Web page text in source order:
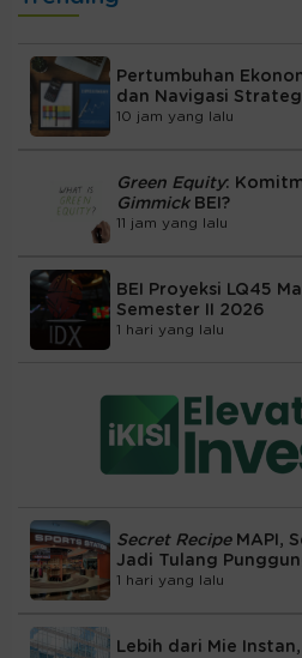
Pertumbuhan
dan Navigasi
10 jam yang lalu
Green Equity:
Gimmick BEI?
11 jam yang lalu
BEI Proyeksi LQ45
Semester II 2026
1 hari yang lalu
Secret RecipeMAPI,
Jadi Tulang
1 hari yang lalu
Lebih dari Mie